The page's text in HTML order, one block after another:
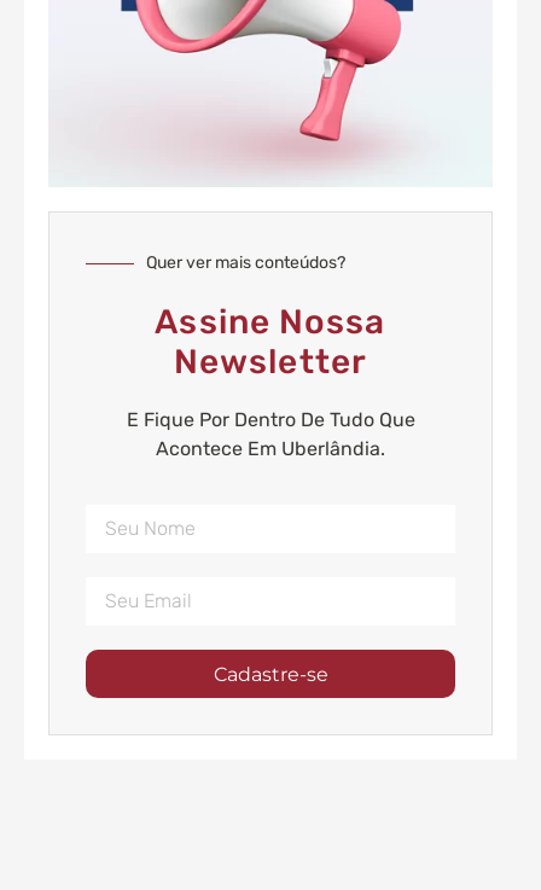
Quer ver mais conteúdos?
Assine Nossa
Newsletter
E Fique Por Dentro De Tudo Que
Acontece Em Uberlândia.
Cadastre-se